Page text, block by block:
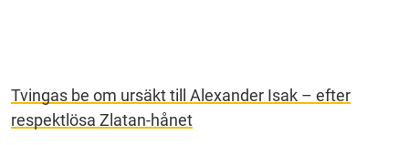
Tvingas be om ursäkt till Alexander Isak – efter
respektlösa Zlatan-hånet